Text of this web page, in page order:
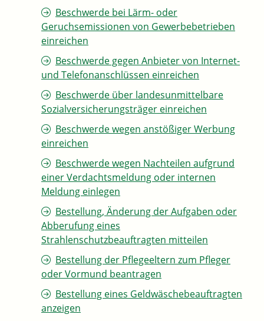
Beschwerde bei Lärm- oder
Geruchsemissionen von Gewerbebetrieben
einreichen
Beschwerde gegen Anbieter von Internet-
und Telefonanschlüssen einreichen
Beschwerde über landesunmittelbare
Sozialversicherungsträger einreichen
Beschwerde wegen anstößiger Werbung
einreichen
Beschwerde wegen Nachteilen aufgrund
einer Verdachtsmeldung oder internen
Meldung einlegen
Bestellung, Änderung der Aufgaben oder
Abberufung eines
Strahlenschutzbeauftragten mitteilen
Bestellung der Pflegeeltern zum Pfleger
oder Vormund beantragen
Bestellung eines Geldwäschebeauftragten
anzeigen